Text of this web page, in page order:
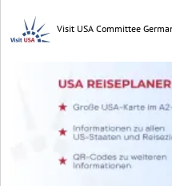
Visit USA Committee